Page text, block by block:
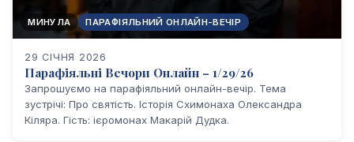
МИНУЛА ПАРАФІЯЛЬНИЙ ОНЛАЙН-ВЕЧІР
29 СІЧНЯ 2026
Парафіяльні Вечори Онлайн – 1/29/26
Запрошуємо на парафіяльний онлайн-вечір. Тема
зустрічі: Про святість. Історія Схимонаха Олександра
Кіляра. Гість: ієромонах Макарій Дудка.